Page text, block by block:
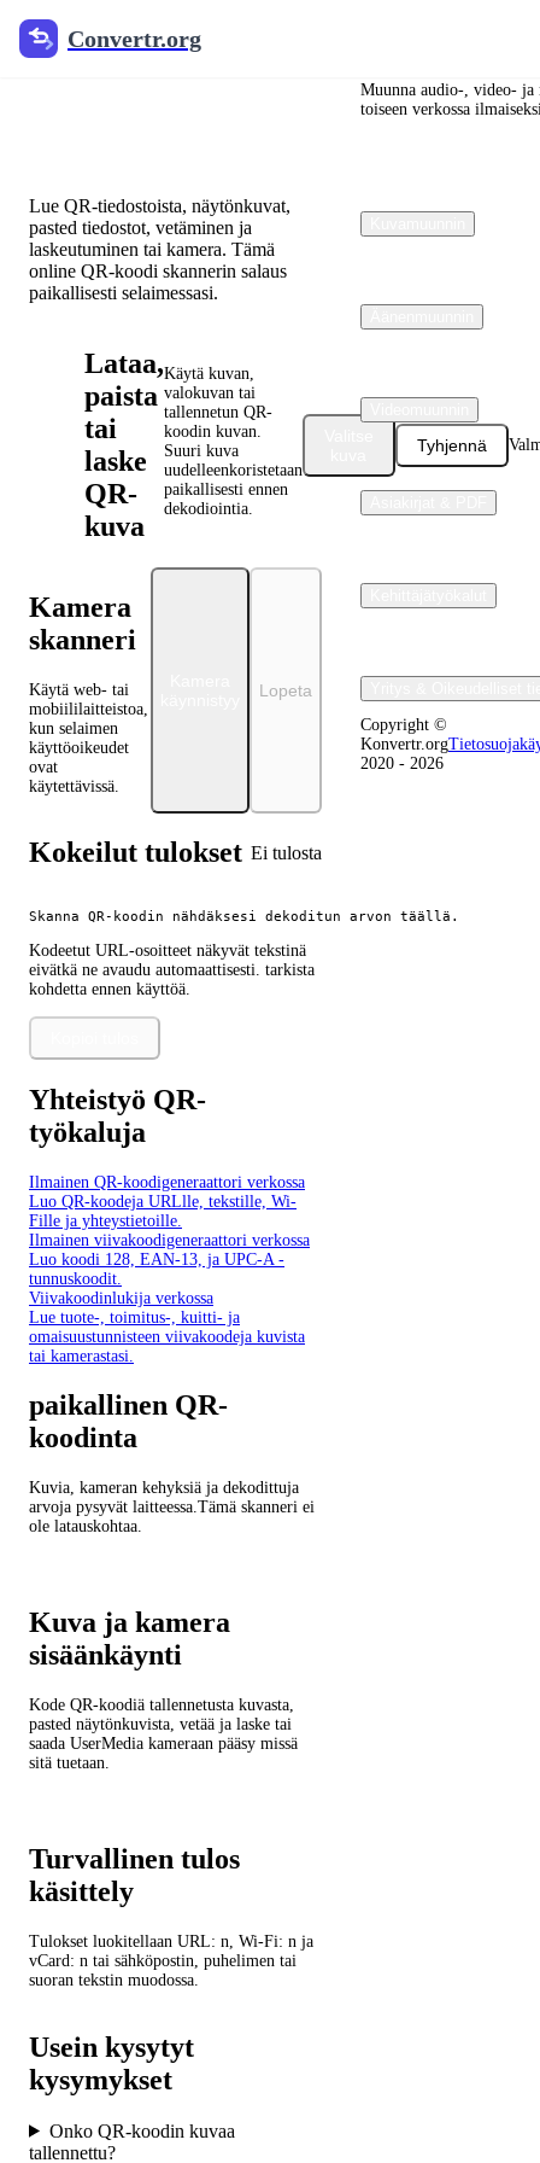
Convertr.org
QR Code Reader
Lue QR-tiedostoista, näytönkuvat,
pasted tiedostot, vetäminen ja
laskeutuminen tai kamera. Tämä
online QR-koodi skannerin salaus
paikallisesti selaimessasi.
Lataa,
paista
tai
laske
QR-
kuva
Käytä kuvan,
valokuvan tai
tallennetun QR-
koodin kuvan.
Suuri kuva
uudelleenkoristetaan
paikallisesti ennen
dekodiointia.
Tyhjennä
Kamera
skanneri
Käytä web- tai
mobiililaitteistoa,
kun selaimen
käyttöoikeudet
ovat
käytettävissä.
Lopeta
Kokeilut tulokset Ei tulosta
Skanna QR-koodin nähdäksesi dekoditun arvon täällä.
Kodeetut URL-osoitteet näkyvät tekstinä
eivätkä ne avaudu automaattisesti. tarkista
kohdetta ennen käyttöä.
Yhteistyö QR-
työkaluja
Ilmainen QR-koodigeneraattori verkossa
Luo QR-koodeja URLlle, tekstille, Wi-
Fille ja yhteystietoille.
Ilmainen viivakoodigeneraattori verkossa
Luo koodi 128, EAN-13, ja UPC-A -
tunnuskoodit.
Viivakoodinlukija verkossa
Lue tuote-, toimitus-, kuitti- ja
omaisuustunnisteen viivakoodeja kuvista
tai kamerastasi.
paikallinen QR-
koodinta
Kuvia, kameran kehyksiä ja dekodittuja
arvoja pysyvät laitteessa.Tämä skanneri ei
ole latauskohtaa.
Kuva ja kamera
sisäänkäynti
Kode QR-koodiä tallennetusta kuvasta,
pasted näytönkuvista, vetää ja laske tai
saada UserMedia kameraan pääsy missä
sitä tuetaan.
Turvallinen tulos
käsittely
Tulokset luokitellaan URL: n, Wi-Fi: n ja
vCard: n tai sähköpostin, puhelimen tai
suoran tekstin muodossa.
Usein kysytyt
kysymykset
Onko QR-koodin kuvaa
tallennettu?
Muunna audio-, video- ja
toiseen verkossa
Copyright ©
Konvertr.org
2020 - 2026